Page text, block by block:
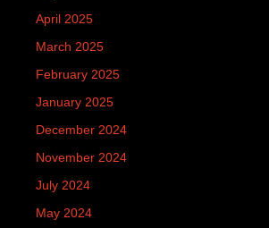
April 2025
March 2025
February 2025
January 2025
December 2024
November 2024
July 2024
May 2024